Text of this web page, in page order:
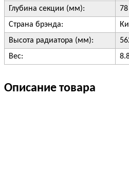
Глубина секции (мм):
78
Страна брэнда:
Высота радиатора (мм):
Вес:
Описание товара